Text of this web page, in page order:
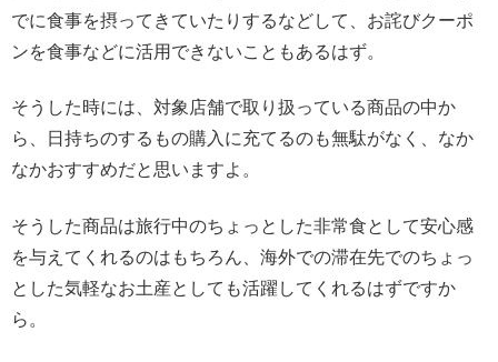
でに食事を摂ってきていたりするなどして、お詫びクーポ
ンを食事などに活用できないこともあるはず。
そうした時には、対象店舗で取り扱っている商品の中か
ら、日持ちのするもの購入に充てるのも無駄がなく、なか
なかおすすめだと思いますよ。
そうした商品は旅行中のちょっとした非常食として安心感
を与えてくれるのはもちろん、海外での滞在先でのちょっ
とした気軽なお土産としても活躍してくれるはずですか
ら。